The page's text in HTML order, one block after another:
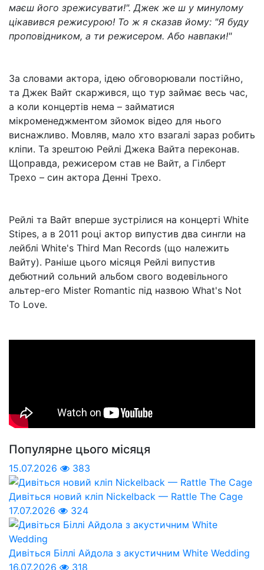
маєш його зрежисувати!". Джек же ш у минулому
цікавився режисурою! То ж я сказав йому: "Я буду
проповідником, а ти режисером. Або навпаки!"
За словами актора, ідею обговорювали постійно,
та Джек Вайт скаржився, що тур займає весь час,
а коли концертів нема – займатися
мікроменеджментом зйомок відео для нього
виснажливо. Мовляв, мало хто взагалі зараз робить
кліпи. Та зрештою Рейлі Джека Вайта переконав.
Щоправда, режисером став не Вайт, а Гілберт
Трехо – син актора Денні Трехо.
Рейлі та Вайт вперше зустрілися на концерті White
Stipes, а в 2011 році актор випустив два сингли на
лейблі White's Third Man Records (що належить
Вайту). Раніше цього місяця Рейлі випустив
дебютний сольний альбом свого водевільного
альтер-его Mister Romantic під назвою What's Not
To Love.
Популярне цього місяця
15.07.2026 383
Дивіться новий кліп Nickelback — Rattle The Cage
17.07.2026
324
Дивіться Біллі Айдола з акустичним White Wedding
16.07.2026
318